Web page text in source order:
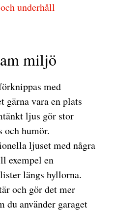
underhåll
miljö
med
gärna vara en plats
ljus gör stor
och humör.
ljuset med några
exempel en
längs hyllorna.
och gör det mer
du använder garaget